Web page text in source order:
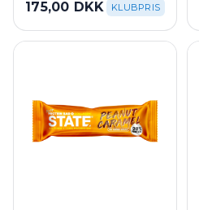
175,00 DKK KLUBPRIS